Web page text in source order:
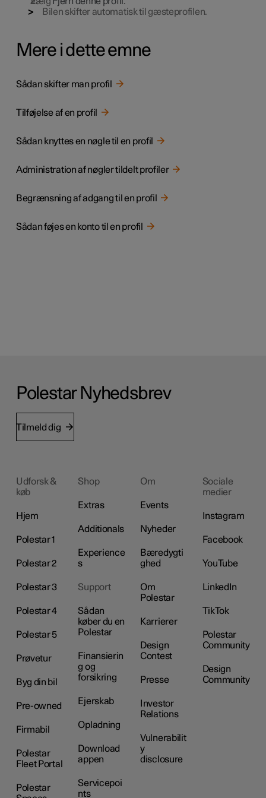
Bilen skifter automatisk til gæsteprofilen.
Mere i dette emne
Sådan skifter man profil
Tilføjelse af en profil
Sådan knyttes en nøgle til en profil
Administration af nøgler tildelt profiler
Begrænsning af adgang til en profil
Sådan føjes en konto til en profil
Polestar Nyhedsbrev
Tilmeld dig
Udforsk &
køb
Hjem
Polestar 1
Polestar 2
Polestar 3
Polestar 4
Polestar 5
Prøvetur
Byg din bil
Pre-owned
Firmabil
Polestar
Fleet Portal
Polestar
Shop
Extras
Additionals
Experience
s
Support
Sådan
køber du en
Polestar
Finansierin
g og
forsikring
Ejerskab
Opladning
Download
appen
Servicepoi
nts
Om
Events
Nyheder
Bæredygti
ghed
Om
Polestar
Karrierer
Design
Contest
Presse
Investor
Relations
Vulnerabilit
y
disclosure
Sociale
medier
Instagram
Facebook
YouTube
LinkedIn
TikTok
Polestar
Community
Design
Community